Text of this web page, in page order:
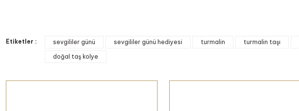
Görüş ve önerileriniz için teşekkür ederiz.
Ürün açıklamasında eksik bilgiler bulunuyor.
Etiketler : sevgililer günü sevgililer günü hediyesi turmalin turmalin taşı
doğal taş kolye